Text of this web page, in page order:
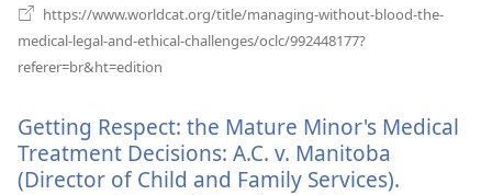
https://www.worldcat.org/title/managing-without-blood-the-
medical-legal-and-ethical-challenges/oclc/992448177?
referer=br&ht=edition
mới)
Getting Respect: the Mature Minor's Medical
Treatment Decisions: A.C. v. Manitoba
(Director of Child and Family Services).